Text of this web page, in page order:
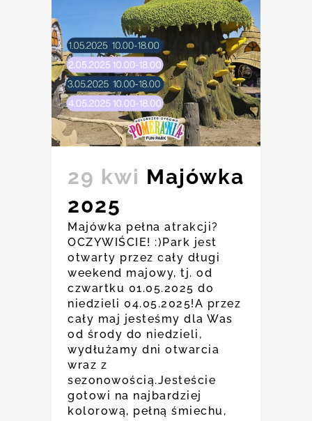
29 kwi Majówka
2025
Majówka pełna atrakcji?
OCZYWIŚCIE! :)Park jest
otwarty przez cały długi
weekend majowy, tj. od
czwartku 01.05.2025 do
niedzieli 04.05.2025!A przez
cały maj jesteśmy dla Was
od środy do niedzieli,
wydłużamy dni otwarcia
wraz z
sezonowością.Jesteście
gotowi na najbardziej
kolorową, pełną śmiechu,